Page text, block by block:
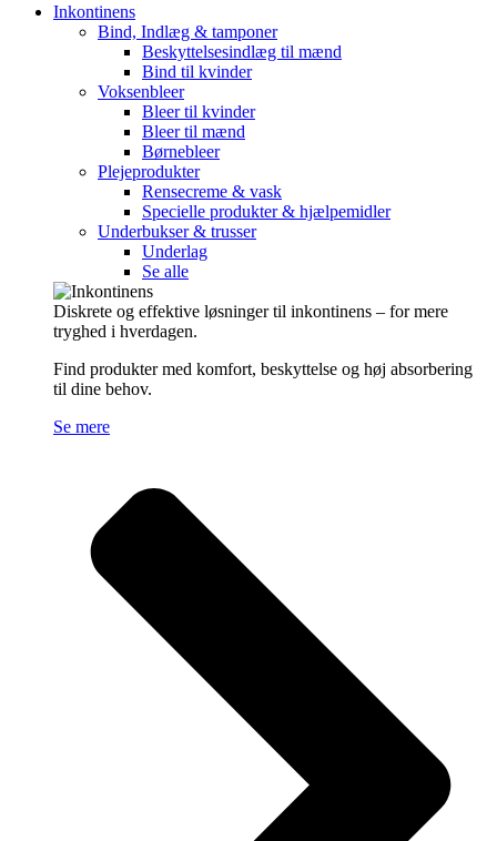
Inkontinens
Bind, Indlæg & tamponer
Beskyttelsesindlæg til mænd
Bind til kvinder
Voksenbleer
Bleer til kvinder
Bleer til mænd
Børnebleer
Plejeprodukter
Rensecreme & vask
Specielle produkter & hjælpemidler
Underbukser & trusser
Underlag
Se alle
Diskrete og effektive løsninger til inkontinens – for mere
tryghed i hverdagen.
Find produkter med komfort, beskyttelse og høj absorbering
til dine behov.
Se mere